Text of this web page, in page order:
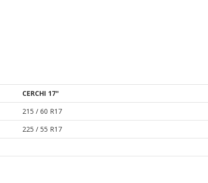
CERCHI 17"
215 / 60 R17
225 / 55 R17